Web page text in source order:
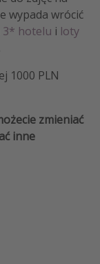
wypada wrócić
3* hotelu i loty
1000 PLN
zmieniać
inne